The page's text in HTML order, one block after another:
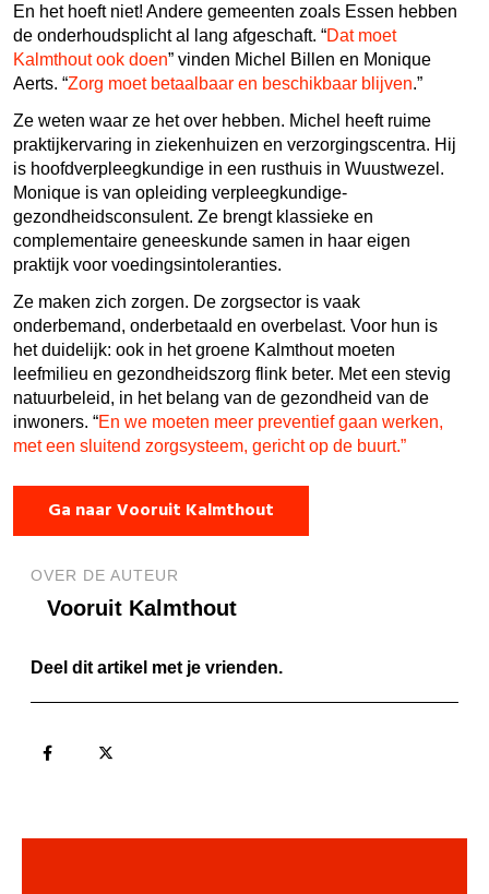
En het hoeft niet! Andere gemeenten zoals Essen hebben
de onderhoudsplicht al lang afgeschaft. “Dat moet
Kalmthout ook doen” vinden Michel Billen en Monique
Aerts. “Zorg moet betaalbaar en beschikbaar blijven.”
Ze weten waar ze het over hebben. Michel heeft ruime
praktijkervaring in ziekenhuizen en verzorgingscentra. Hij
is hoofdverpleegkundige in een rusthuis in Wuustwezel.
Monique is van opleiding verpleegkundige-
gezondheidsconsulent. Ze brengt klassieke en
complementaire geneeskunde samen in haar eigen
praktijk voor voedingsintoleranties.
Ze maken zich zorgen. De zorgsector is vaak
onderbemand, onderbetaald en overbelast. Voor hun is
het duidelijk: ook in het groene Kalmthout moeten
leefmilieu en gezondheidszorg flink beter. Met een stevig
natuurbeleid, in het belang van de gezondheid van de
inwoners. “En we moeten meer preventief gaan werken,
met een sluitend zorgsysteem, gericht op de buurt.”
Ga naar Vooruit Kalmthout
OVER DE AUTEUR
Vooruit Kalmthout
Deel dit artikel met je vrienden.